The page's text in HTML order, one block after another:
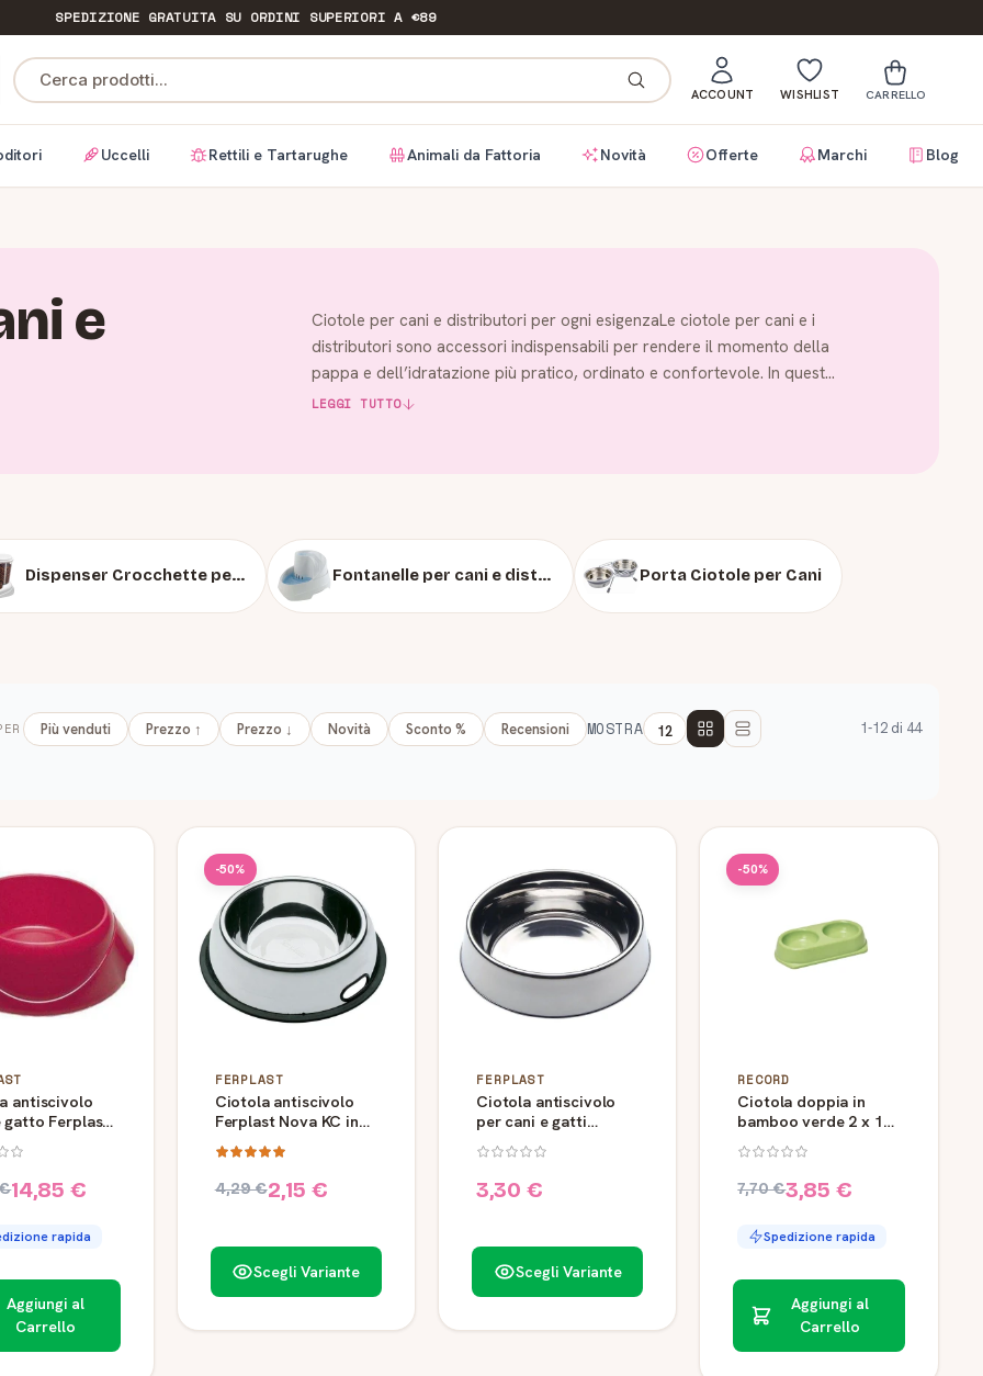
SPEDIZIONE GRATUITASU ORDINI SUPERIORI A €89
Cerca prodotti...
ACCOUNT WISHLIST CARRELLO
Uccelli Rettili e Tartarughe Animali da Fattoria Novità Offerte Marchi Blog
e
Ciotole per cani e distributori per ogni esigenzaLe ciotole per cani e i
distributori sono accessori indispensabili per rendere il momento della
pappa e dell’idratazione più pratico, ordinato e confortevole. In questa
c…
LEGGI TUTTO
Dispenser Crocchette per Cani Fontanelle per cani e distributori d'acqua Porta Ciotole per Cani
Più venduti Prezzo ↑ Prezzo ↓ Novità Sconto % Recensioni MOSTRA 1-12 di 44
antiscivolo
gatto Ferplast
5 L
14,85 €
rapida
Aggiungi al
Carrello
-50%
FERPLAST
Ciotola antiscivolo
Ferplast Nova KC in
acciaio inox
4,29 €2,15 €
Scegli Variante
FERPLAST
Ciotola antiscivolo
per cani e gatti
Supernova Ferplast
3,30 €
Scegli Variante
-50%
RECORD
Ciotola doppia in
bamboo verde 2 x 180
ml
7,70 €3,85 €
Spedizione rapida
Aggiungi al
Carrello